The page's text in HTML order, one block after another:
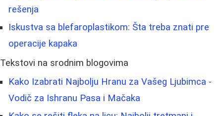
rešenja
Iskustva sa blefaroplastikom: Šta treba znati pre
operacije kapaka
Tekstovi na srodnim blogovima
Kako Izabrati Najbolju Hranu za Vašeg Ljubimca -
Vodič za Ishranu Pasa i Mačaka